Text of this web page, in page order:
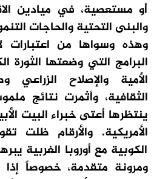
أو مستعصية، في ميادين
والبنى التحتية والحاجات
وهذه وسواها من
البرامج التي وضعتها
الأمية والإصلاح الزراعي
الثقافية، وأثمرت نتائج
ينتظرها أعتى خبراء البيت
الأمريكية. والأرقام ظلت
الكوبية مع أوروبا الغربية
ومرونة متقدمة، خصوصاً